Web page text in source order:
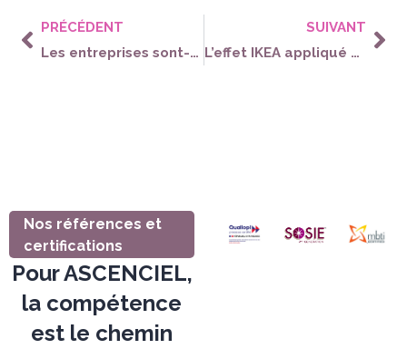
PRÉCÉDENT
Les entreprises sont-elles victimes du succès de leurs anciennes méthodes ?
SUIVANT
L’effet IKEA appliqué au management : pourquoi nous valorisons davantage ce que nous construisons nous-mêmes.
Nos références et
certifications
Pour ASCENCIEL,
la compétence
est le chemin